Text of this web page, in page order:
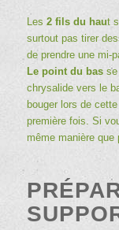
Les 2 fils du haut
surtout pas tirer
de prendre une mi-
Le point du basse
chrysalide vers le
bouger lors de
première fois. Si
même manière que